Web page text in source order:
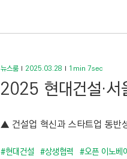
뉴스룸 2025.03.28 1min 7sec
2025 현대건설·서
▲ 건설업 혁신과 스타트업 동반
#현대건설 #상생협력 #오픈 이노베